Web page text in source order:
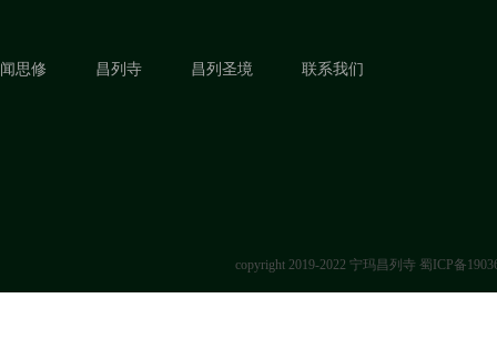
闻思修 昌列寺 昌列圣境 联系我们
copyright 2019-2022 宁玛昌列寺 蜀ICP备